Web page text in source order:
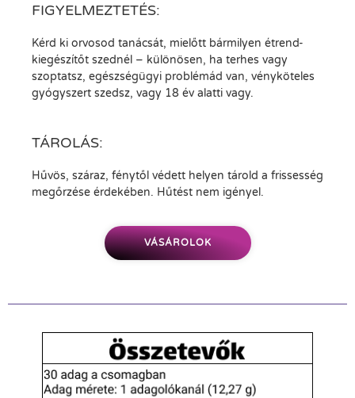
FIGYELMEZTETÉS:
Kérd ki orvosod tanácsát, mielőtt bármilyen étrend-
kiegészítőt szednél – különösen, ha terhes vagy
szoptatsz, egészségügyi problémád van, vényköteles
gyógyszert szedsz, vagy 18 év alatti vagy.
TÁROLÁS:
Hűvös, száraz, fénytől védett helyen tárold a frissesség
megőrzése érdekében. Hűtést nem igényel.
VÁSÁROLOK